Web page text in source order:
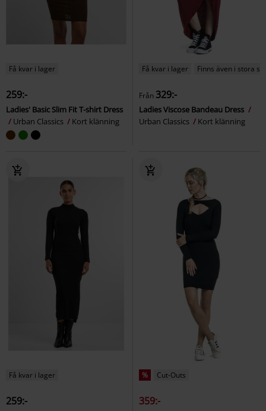
Få kvar i lager
259:-
Ladies' Basic Slim Fit T-shirt Dress
Urban Classics
Kort klänning
Få kvar i lager Finns även i stora
Från 329:-
Ladies Viscose Bandeau Dress
Urban Classics
Kort klänning
Få kvar i lager
259:-
% Cut-Outs
359:-